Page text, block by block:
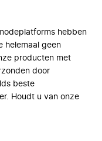
hebben
helemaal geen
producten met
door
beste
Houdt u van onze